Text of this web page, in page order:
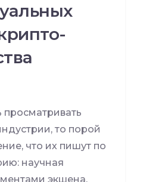
то порой
что их пишут по
научная
экшена.